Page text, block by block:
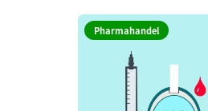
Pharmahandel